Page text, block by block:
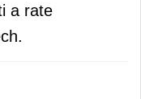
a rate